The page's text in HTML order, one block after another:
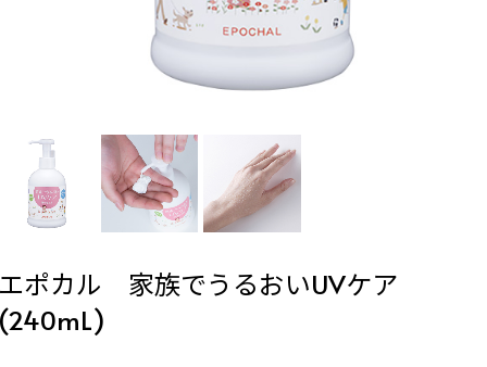
ポカル 家族でうるおいUVケア